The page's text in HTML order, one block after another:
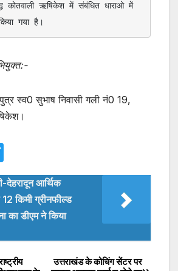
कोतवाली ऋषिकेश में संबंधित धाराओ में
गया है।
स्व0 सुभाष निवासी गली नं0 19,
w
itt
er
देहरादून आर्थिक
किमी ग्रीनफील्ड
का डीएम ने किया
उत्तराखंड के कोचिंग सेंटर पर